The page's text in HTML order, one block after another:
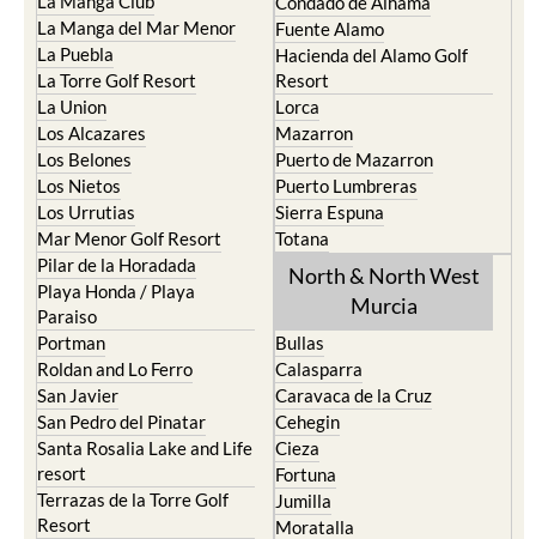
La Manga del Mar Menor
La Puebla
La Torre Golf Resort
La Union
Los Alcazares
Los Belones
Los Nietos
Los Urrutias
Mar Menor Golf Resort
Pilar de la Horadada
Playa Honda / Playa
Paraiso
Portman
Roldan and Lo Ferro
San Javier
San Pedro del Pinatar
Santa Rosalia Lake and Life
resort
Terrazas de la Torre Golf
Resort
Fuente Alamo
Hacienda del Alamo Golf
Resort
Lorca
Mazarron
Puerto de Mazarron
Puerto Lumbreras
Sierra Espuna
Totana
North & North West
Murcia
Bullas
Calasparra
Caravaca de la Cruz
Cehegin
Cieza
Fortuna
Jumilla
Moratalla